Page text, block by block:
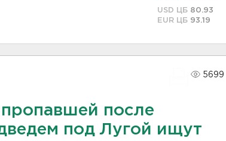
USD ЦБ 80.93
EUR ЦБ 93.19
5699
после
под Лугой ищут